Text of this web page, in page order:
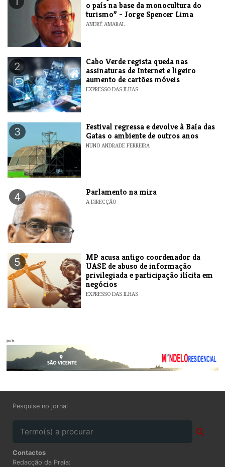
o país na base da monocultura do
turismo” - Jorge Spencer Lima
ANDRÉ AMARAL
2
Cabo Verde regista queda nas
assinaturas de Internet e ligeiro
aumento de cartões móveis
EXPRESSO DAS ILHAS
3
Festival regressa e devolve à Baía das
Gatas o ambiente de outros anos
NUNO ANDRADE FERREIRA
4 Parlamento na mira
A DIRECÇÃO
5
MP acusa antigo coordenador da
UASE de abuso de informação
privilegiada e participação ilícita em
negócios
EXPRESSO DAS ILHAS
pub.
Pesquise no jornal
Contactos
Redacção da Praia: